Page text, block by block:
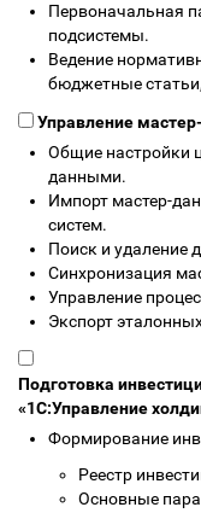
Первоначальная
подсистемы.
Ведение
бюджетные
Управление
Общие настройки
данными.
Импорт мастер-
систем.
Поиск и удаление
Синхронизация
Управление
Экспорт
Подготовка
«1С:Управление
Формирование
Реестр
Основные